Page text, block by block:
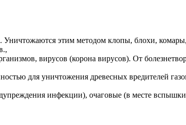
Уничтожаются этим методом клопы, блохи,
вирусов (корона вирусов). От
для уничтожения древесных вредителей
инфекции), очаговые (в месте